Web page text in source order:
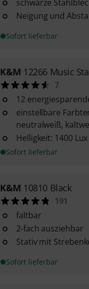
schwarze
Neigung und
Sofort lieferbar
K&M 12266 Music
7
12
einstellbare
neutralweiß,
Helligkeit: 1400 Lux
Sofort lieferbar
K&M 10810 Black
191
faltbar
2-fach ausziehbar
Stativ mit
Sofort lieferbar